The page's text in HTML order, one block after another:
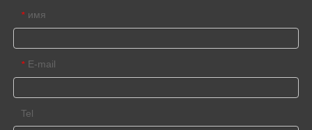
* имя
* E-mail
Tel